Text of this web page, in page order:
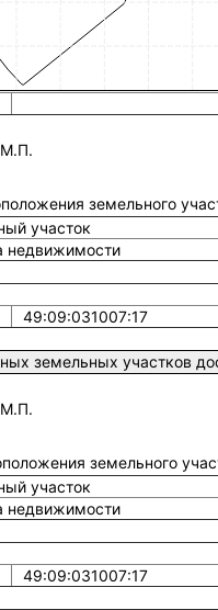
М.П.
земельного
участок
недвижимости
49:09:031007:17
земельных участков
М.П.
земельного
участок
недвижимости
49:09:031007:17